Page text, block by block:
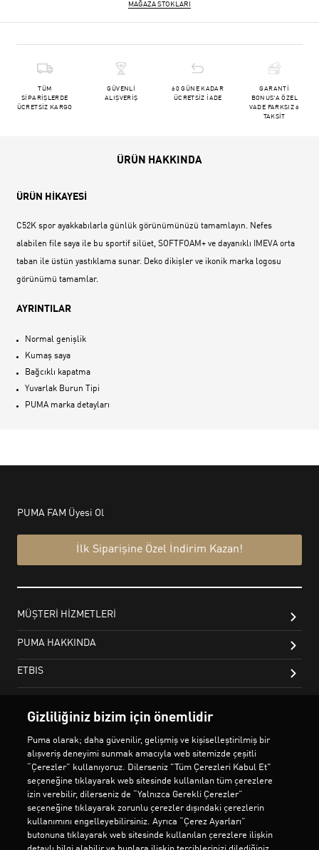
MAĞAZA STOKLARI
TÜM
SİPARİŞLERDE
ÜCRETSİZ KARGO
GÜVENLİ
ALIŞVERİŞ
60 GÜNE KADAR
ÜCRETSİZ İADE
GARANTİ
BONUS'A ÖZEL
VADE FARKSIZ 6
TAKSİT
ÜRÜN HAKKINDA
ÜRÜN HİKAYESİ
C52K spor ayakkabılarla günlük görünümünüzü tamamlayın. Nefes
alabilen file saya ile bu sportif silüet, SOFTFOAM+ ve dayanıklı IMEVA orta
taban ile üstün yastıklama sunar. Deko dikişler ve ikonik marka logosu
görünümü tamamlar.
AYRINTILAR
Normal genişlik
Kumaş saya
Bağcıklı kapatma
Yuvarlak Burun Tipi
PUMA marka detayları
Gizliliğiniz bizim için önemlidir
Puma olarak; daha güvenilir, gelişmiş ve kişiselleştirilmiş bir
alışveriş deneyimi sunmak amacıyla web sitemizde çeşitli
“Çerezler” kullanıyoruz. Dilerseniz "Tüm Çerezleri Kabul Et"
seçeneğine tıklayarak web sitesinde kullanılan tüm çerezlere
izin verebilir, dilerseniz de “Yalnızca Gerekli Çerezler”
seçeneğine tıklayarak zorunlu çerezler dışındaki çerezlerin
kullanımını engelleyebilirsiniz. Ayrıca “Çerez Ayarları”
butonuna tıklayarak web sitesinde kullanılan çerezlere ilişkin